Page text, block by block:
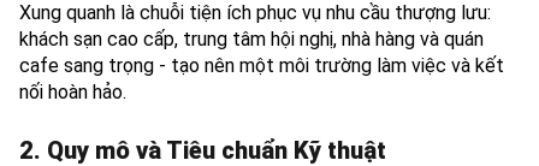
Xung quanh là chuỗi tiện ích phục vụ nhu cầu thượng lưu:
khách sạn cao cấp, trung tâm hội nghị, nhà hàng và quán
cafe sang trọng - tạo nên một môi trường làm việc và kết
nối hoàn hảo.
2. Quy mô và Tiêu chuẩn Kỹ thuật